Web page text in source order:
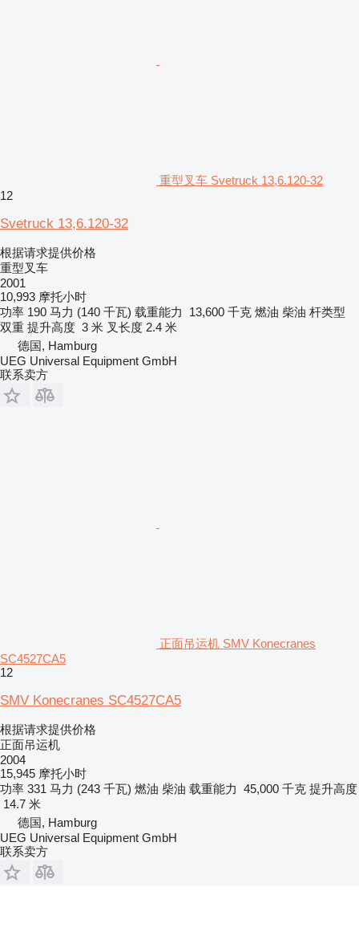
重型叉车 Svetruck 13,6.120-32
12
Svetruck 13,6.120-32
根据请求提供价格
重型叉车
2001
10,993 摩托小时
功率 190 马力 (140 千瓦) 载重能力 13,600 千克 燃油 柴油 杆类型
双重 提升高度 3 米 叉长度 2.4 米
德国, Hamburg
UEG Universal Equipment GmbH
联系卖方
正面吊运机 SMV Konecranes
SC4527CA5
12
SMV Konecranes SC4527CA5
根据请求提供价格
正面吊运机
2004
15,945 摩托小时
功率 331 马力 (243 千瓦) 燃油 柴油 载重能力 45,000 千克 提升高度
14.7 米
德国, Hamburg
UEG Universal Equipment GmbH
联系卖方